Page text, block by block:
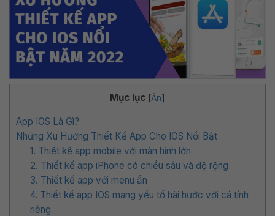
Mục lục [Ẩn]
App IOS Là Gì?
Những Xu Hướng Thiết Kế App Cho IOS Nổi Bật
1. Thiết kế app mobile với màn hình lớn
2. Thiết kế app iPhone có chiều sâu và độ rộng
3. Thiết kế app với menu ẩn
4. Thiết kế app IOS mang yếu tố hài hước với cá tính
riêng